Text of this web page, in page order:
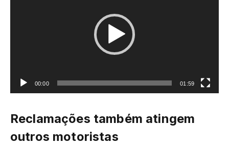
00:00 01:59
Reclamações também atingem
outros motoristas